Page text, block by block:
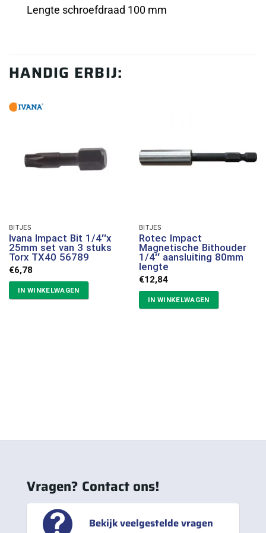
Lengte schroefdraad 100 mm
HANDIG ERBIJ:
BITJES
Ivana Impact Bit 1/4″x
25mm set van 3 stuks
Torx TX40 56789
€6,78
IN WINKELWAGEN
BITJES
Rotec Impact
Magnetische Bithouder
1/4″ aansluiting 80mm
lengte
€12,84
IN WINKELWAGEN
Vragen? Contact ons!
Bekijk veelgestelde vragen